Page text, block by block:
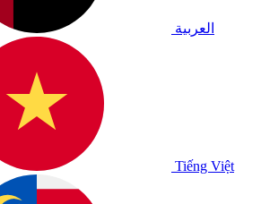
العربية
Tiếng Việt